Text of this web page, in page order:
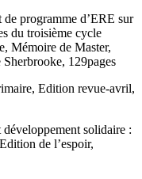
programme d’ERE sur
du troisième cycle
Mémoire de Master,
129pages
Edition revue-avril,
solidaire :
de l’espoir,